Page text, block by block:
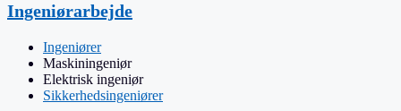
Ingeniørarbejde
Ingeniører
Maskiningeniør
Elektrisk ingeniør
Sikkerhedsingeniører